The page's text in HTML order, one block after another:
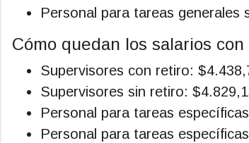
Personal para tareas generales
Cómo quedan los salarios
Supervisores con retiro:
Supervisores sin retiro:
Personal para tareas
Personal para tareas